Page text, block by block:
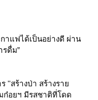
าแฟได้เป็นอย่างดี ผ่าน
รดื่ม”
''สร้างป่า สร้างราย
ก๋อยฯ มีรสชาติที่โดด